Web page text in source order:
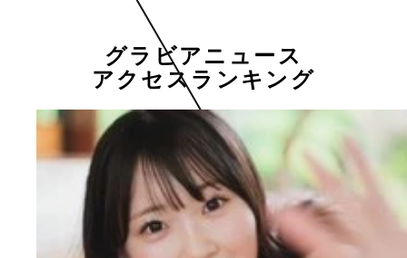
グラビアニュース
アクセスランキング